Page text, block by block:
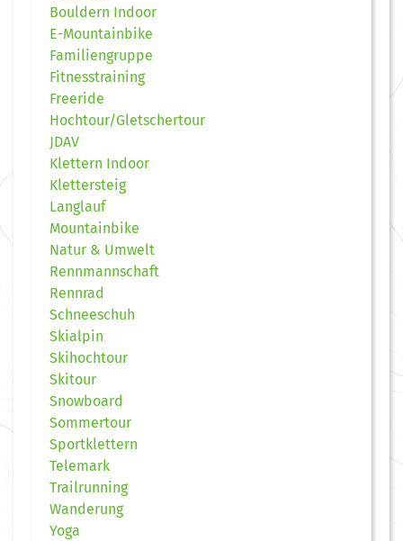
Bouldern Indoor
E-Mountainbike
Familiengruppe
Fitnesstraining
Freeride
Hochtour/Gletschertour
JDAV
Klettern Indoor
Klettersteig
Langlauf
Mountainbike
Natur & Umwelt
Rennmannschaft
Rennrad
Schneeschuh
Skialpin
Skihochtour
Skitour
Snowboard
Sommertour
Sportklettern
Telemark
Trailrunning
Wanderung
Yoga